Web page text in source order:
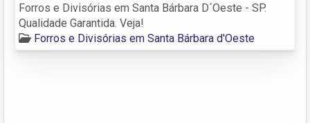
Forros e Divisórias em Santa Bárbara D´Oeste - SP.
Qualidade Garantida. Veja!
Forros e Divisórias em Santa Bárbara d'Oeste